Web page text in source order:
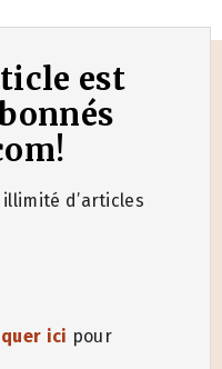
est
d’articles
ici pour